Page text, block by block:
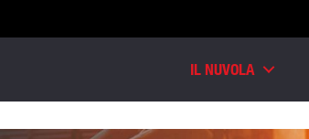
IL NUVOLA